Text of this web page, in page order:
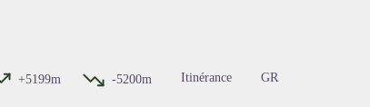
+5199m -5200m Itinérance GR